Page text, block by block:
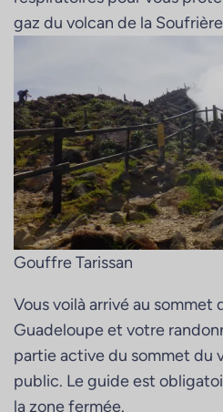
gaz du volcan de la
Gouffre Tarissan
Vous voilà arrivé au sommet
Guadeloupe et votre
partie active du sommet du
public. Le guide est
la zone fermée.